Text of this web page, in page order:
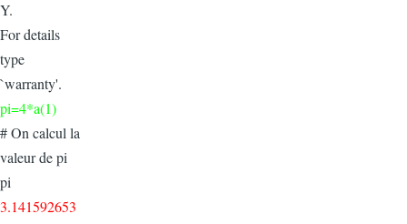
Y.
For details
type
`warranty'.
pi=4*a(1)
# On calcul la
valeur de pi
pi
3.141592653